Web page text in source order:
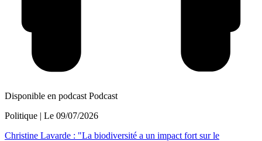
Disponible en podcast Podcast
Politique | Le 09/07/2026
Christine Lavarde : "La biodiversité a un impact fort sur le